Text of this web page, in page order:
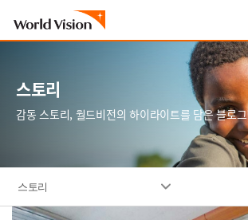
스토리
감동 스토리, 월드비전의 하이라이트를 담은 블로그
스토리